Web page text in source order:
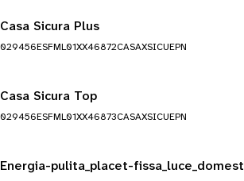
Casa Sicura Plus
029456ESFML01XX46872CASAXSICUEPN
Casa Sicura Top
029456ESFML01XX46873CASAXSICUEPN
Energia-pulita_placet-